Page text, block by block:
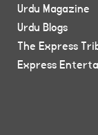
Urdu Magazine
Urdu Blogs
The Express
Express